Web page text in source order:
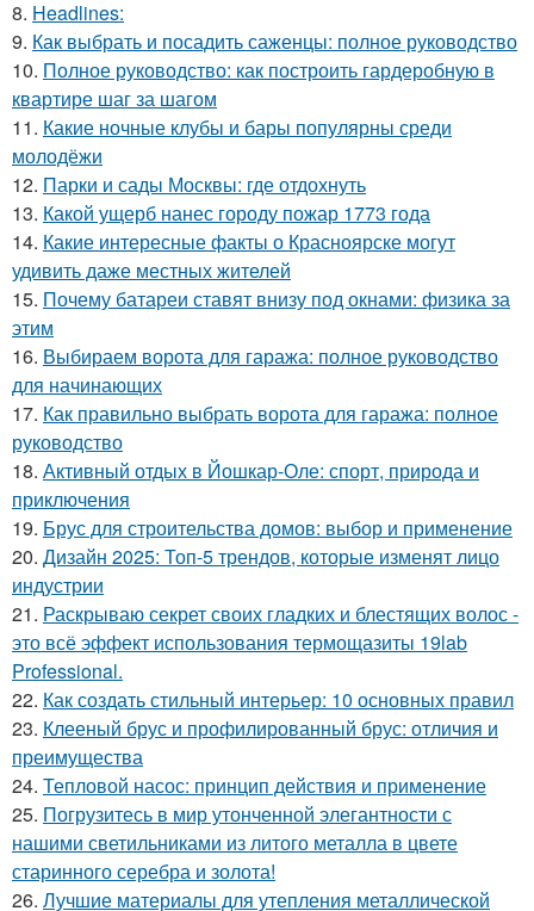
8. Headlines:
9. Как выбрать и посадить саженцы: полное руководство
10. Полное руководство: как построить гардеробную в
квартире шаг за шагом
11. Какие ночные клубы и бары популярны среди
молодёжи
12. Парки и сады Москвы: где отдохнуть
13. Какой ущерб нанес городу пожар 1773 года
14. Какие интересные факты о Красноярске могут
удивить даже местных жителей
15. Почему батареи ставят внизу под окнами: физика за
этим
16. Выбираем ворота для гаража: полное руководство
для начинающих
17. Как правильно выбрать ворота для гаража: полное
руководство
18. Активный отдых в Йошкар-Оле: спорт, природа и
приключения
19. Брус для строительства домов: выбор и применение
20. Дизайн 2025: Топ-5 трендов, которые изменят лицо
индустрии
21. Раскрываю секрет своих гладких и блестящих волос -
это всё эффект использования термощазиты 19lab
Professional.
22. Как создать стильный интерьер: 10 основных правил
23. Клееный брус и профилированный брус: отличия и
преимущества
24. Тепловой насос: принцип действия и применение
25. Погрузитесь в мир утонченной элегантности с
нашими светильниками из литого металла в цвете
старинного серебра и золота!
26. Лучшие материалы для утепления металлической